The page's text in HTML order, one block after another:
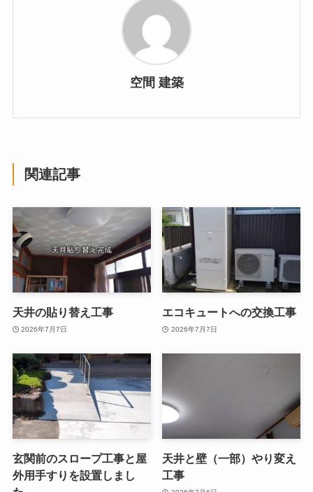
空間 建築
関連記事
天井の貼り替え工事
2026年7月7日
エコキュートへの交換工事
2026年7月7日
玄関前のスロープ工事と屋
外用手すりを設置しまし
天井と壁（一部）やり変え
工事